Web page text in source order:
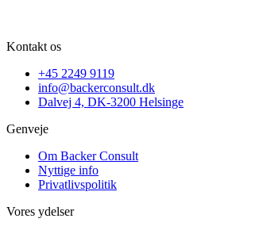
Kontakt os
+45 2249 9119
info@backerconsult.dk
Dalvej 4, DK-3200 Helsinge
Genveje
Om Backer Consult
Nyttige info
Privatlivspolitik
Vores ydelser